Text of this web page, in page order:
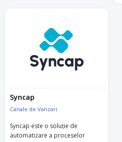
Syncap
Canale de Vanzari
Syncap este o soluție de
automatizare a proceselor